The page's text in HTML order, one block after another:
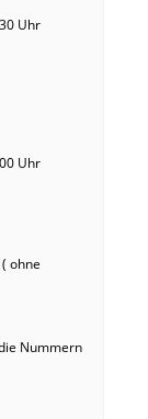
Uhr
Uhr
ohne
Nummern